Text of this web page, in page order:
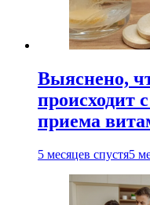
Выяснено,
происходит
приема
5 месяцев спустя5